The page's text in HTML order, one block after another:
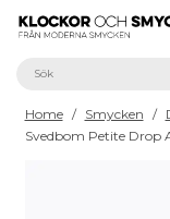
Home / Smycken /
Svedbom Petite Drop